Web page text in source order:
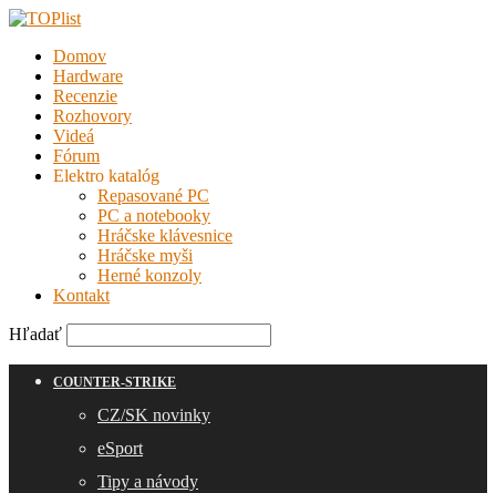
Domov
Hardware
Recenzie
Rozhovory
Videá
Fórum
Elektro katalóg
Repasované PC
PC a notebooky
Hráčske klávesnice
Hráčske myši
Herné konzoly
Kontakt
Hľadať
COUNTER-STRIKE
CZ/SK novinky
eSport
Tipy a návody